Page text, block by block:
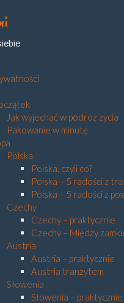
Jak wyjechać w podróż życia
Pakowanie w minutę
Polska
Polska, czyli co?
Polska – 5 radości z
Polska – 5 radości z
Czechy
Czechy – praktycznie
Czechy – Między
Austria
Austria – praktycznie
Austria tranzytem
Słowenia
Słowenia – praktycznie